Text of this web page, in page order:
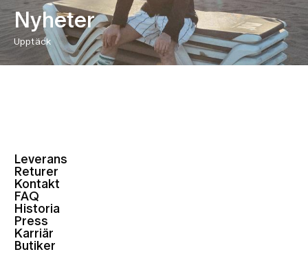
Nyheter
Upptäck
Leverans
Returer
Kontakt
FAQ
Historia
Press
Karriär
Butiker